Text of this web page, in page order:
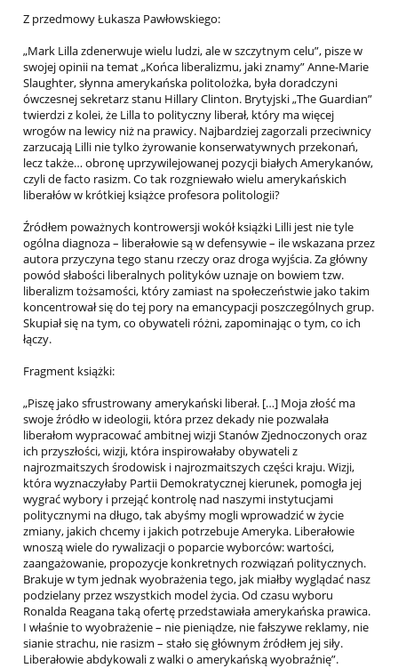
Z przedmowy Łukasza Pawłowskiego:
„Mark Lilla zdenerwuje wielu ludzi, ale w szczytnym celu”, pisze w
swojej opinii na temat „Końca liberalizmu, jaki znamy” Anne-Marie
Slaughter, słynna amerykańska politolożka, była doradczyni
ówczesnej sekretarz stanu Hillary Clinton. Brytyjski „The Guardian”
twierdzi z kolei, że Lilla to polityczny liberał, który ma więcej
wrogów na lewicy niż na prawicy. Najbardziej zagorzali przeciwnicy
zarzucają Lilli nie tylko żyrowanie konserwatywnych przekonań,
lecz także… obronę uprzywilejowanej pozycji białych Amerykanów,
czyli de facto rasizm. Co tak rozgniewało wielu amerykańskich
liberałów w krótkiej książce profesora politologii?
Źródłem poważnych kontrowersji wokół książki Lilli jest nie tyle
ogólna diagnoza – liberałowie są w defensywie – ile wskazana przez
autora przyczyna tego stanu rzeczy oraz droga wyjścia. Za główny
powód słabości liberalnych polityków uznaje on bowiem tzw.
liberalizm tożsamości, który zamiast na społeczeństwie jako takim
koncentrował się do tej pory na emancypacji poszczególnych grup.
Skupiał się na tym, co obywateli różni, zapominając o tym, co ich
łączy.
Fragment książki:
„Piszę jako sfrustrowany amerykański liberał. […] Moja złość ma
swoje źródło w ideologii, która przez dekady nie pozwalała
liberałom wypracować ambitnej wizji Stanów Zjednoczonych oraz
ich przyszłości, wizji, która inspirowałaby obywateli z
najrozmaitszych środowisk i najrozmaitszych części kraju. Wizji,
która wyznaczyłaby Partii Demokratycznej kierunek, pomogła jej
wygrać wybory i przejąć kontrolę nad naszymi instytucjami
politycznymi na długo, tak abyśmy mogli wprowadzić w życie
zmiany, jakich chcemy i jakich potrzebuje Ameryka. Liberałowie
wnoszą wiele do rywalizacji o poparcie wyborców: wartości,
zaangażowanie, propozycje konkretnych rozwiązań politycznych.
Brakuje w tym jednak wyobrażenia tego, jak miałby wyglądać nasz
podzielany przez wszystkich model życia. Od czasu wyboru
Ronalda Reagana taką ofertę przedstawiała amerykańska prawica.
I właśnie to wyobrażenie – nie pieniądze, nie fałszywe reklamy, nie
sianie strachu, nie rasizm – stało się głównym źródłem jej siły.
Liberałowie abdykowali z walki o amerykańską wyobraźnię”.